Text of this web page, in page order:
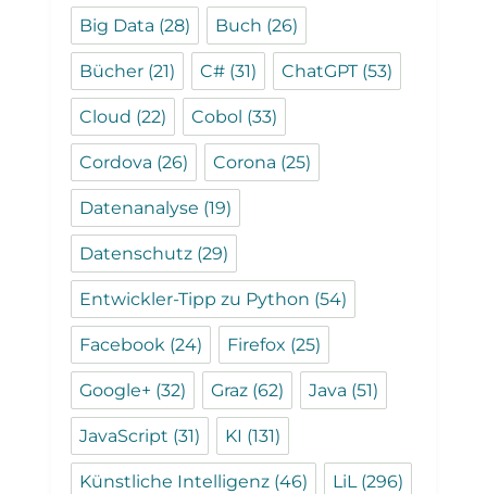
Big Data (28) Buch (26)
Bücher (21) C# (31) ChatGPT(53)
Cloud (22) Cobol (33)
Cordova (26) Corona (25)
Datenanalyse (19)
Datenschutz (29)
Entwickler-Tipp zu Python (54)
Facebook (24) Firefox (25)
Google+ (32) Graz (62) Java (51)
JavaScript (31) KI (131)
Künstliche Intelligenz (46) LiL (296)